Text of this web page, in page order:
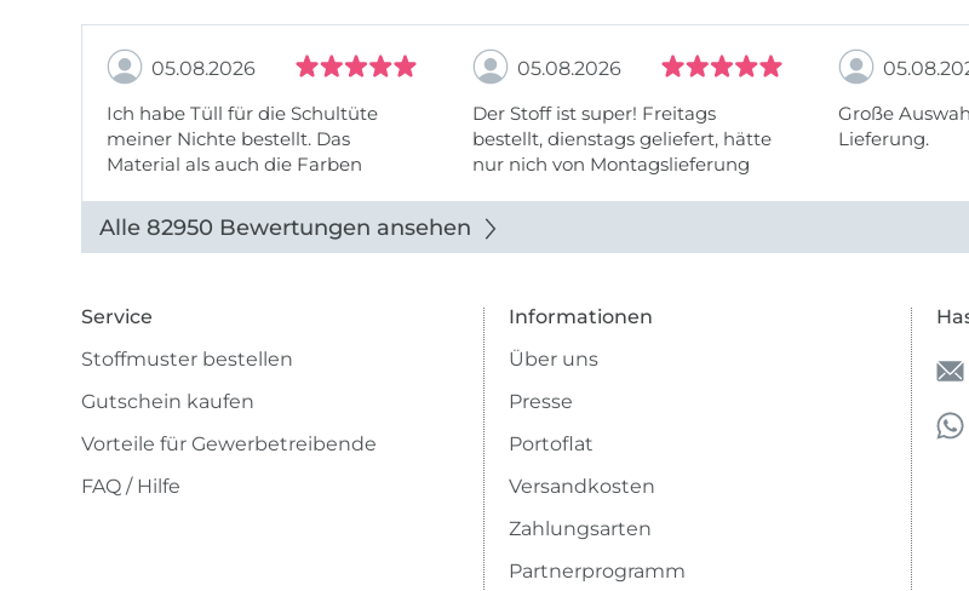
05.08.2026
Ich habe Tüll für die Schultüte
meiner Nichte bestellt. Das
Material als auch die Farben
Abbildung u sieht toll aus. Die
Lieferung erfolgte zügig u auch
05.08.2026
Der Stoff ist super! Freitags
bestellt, dienstags geliefert, hätte
nur nich von Montagslieferung
Große
Lieferung.
Alle 82950 Bewertungen ansehen
Service
Stoffmuster bestellen
Gutschein kaufen
Vorteile für Gewerbetreibende
FAQ / Hilfe
Informationen
Über uns
Presse
Portoflat
Versandkosten
Zahlungsarten
Partnerprogramm